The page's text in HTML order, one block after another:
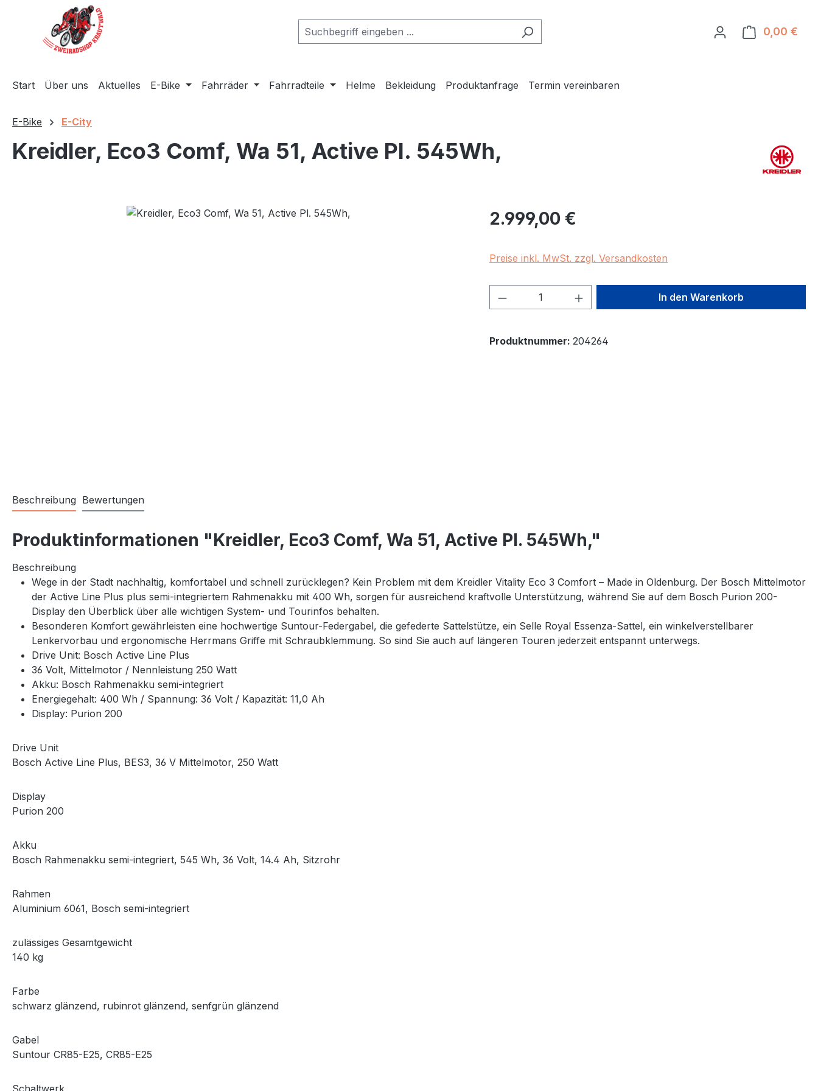
Hauptinhalt springen
Zur Suche springen
Zur Hauptnavigation springen
0,00 €
Start Über uns Aktuelles E-Bike Fahrräder Fahrradteile Helme Bekleidung Produktanfrage Termin vereinbaren
E-Bike E-City
Kreidler, Eco3 Comf, Wa 51, Active Pl. 545Wh,
Bildergalerie überspringen Regulärer Preis:
2.999,00 €
Preise inkl. MwSt. zzgl. Versandkosten
Produkt Anzahl: Gib den gewünschten Wert
In den Warenkorb
Produktnummer: 204264
Beschreibung Bewertungen
Produktinformationen "Kreidler, Eco3 Comf, Wa 51, Active Pl. 545Wh,"
Beschreibung
Wege in der Stadt nachhaltig, komfortabel und schnell zurücklegen? Kein Problem mit dem Kreidler Vitality Eco 3 Comfort – Made in Oldenburg. Der Bosch Mittelmotor
der Active Line Plus plus semi-integriertem Rahmenakku mit 400 Wh, sorgen für ausreichend kraftvolle Unterstützung, während Sie auf dem Bosch Purion 200-
Display den Überblick über alle wichtigen System- und Tourinfos behalten.
Besonderen Komfort gewährleisten eine hochwertige Suntour-Federgabel, die gefederte Sattelstütze, ein Selle Royal Essenza-Sattel, ein winkelverstellbarer
Lenkervorbau und ergonomische Herrmans Griffe mit Schraubklemmung. So sind Sie auch auf längeren Touren jederzeit entspannt unterwegs.
Drive Unit: Bosch Active Line Plus
36 Volt, Mittelmotor / Nennleistung 250 Watt
Akku: Bosch Rahmenakku semi-integriert
Energiegehalt: 400 Wh / Spannung: 36 Volt / Kapazität: 11,0 Ah
Display: Purion 200
Drive Unit
Bosch Active Line Plus, BES3, 36 V Mittelmotor, 250 Watt
Display
Purion 200
Akku
Bosch Rahmenakku semi-integriert, 545 Wh, 36 Volt, 14.4 Ah, Sitzrohr
Rahmen
Aluminium 6061, Bosch semi-integriert
zulässiges Gesamtgewicht
140 kg
Farbe
schwarz glänzend, rubinrot glänzend, senfgrün glänzend
Gabel
Suntour CR85-E25, CR85-E25
Schaltwerk